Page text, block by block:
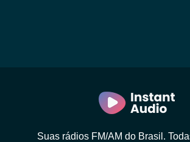
Suas rádios FM/AM do Brasil.